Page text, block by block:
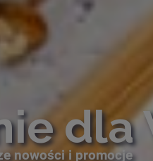
dla
nowości i promocje